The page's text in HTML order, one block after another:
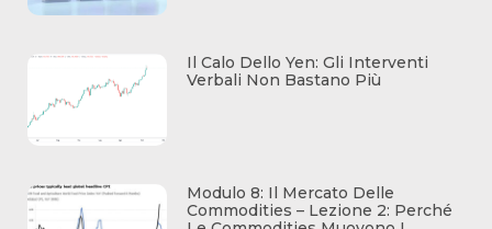
Il Calo Dello Yen: Gli Interventi
Verbali Non Bastano Più
Modulo 8: Il Mercato Delle
Commodities – Lezione 2: Perché